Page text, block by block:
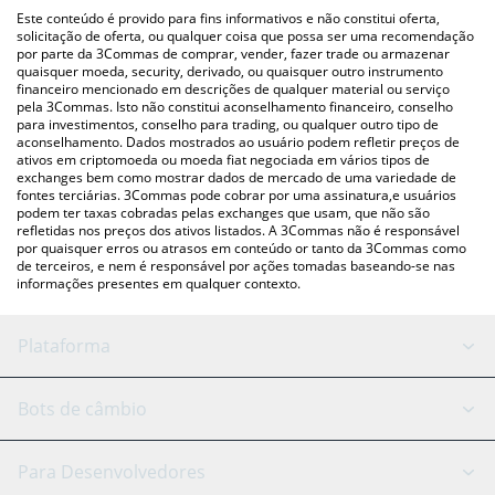
acima para verificar o último preço de KindSoul nas principais
moedas fiat e criptográficas.
Este conteúdo é provido para fins informativos e não constitui oferta,
solicitação de oferta, ou qualquer coisa que possa ser uma recomendação
por parte da 3Commas de comprar, vender, fazer trade ou armazenar
quaisquer moeda, security, derivado, ou quaisquer outro instrumento
financeiro mencionado em descrições de qualquer material ou serviço
pela 3Commas. Isto não constitui aconselhamento financeiro, conselho
para investimentos, conselho para trading, ou qualquer outro tipo de
aconselhamento. Dados mostrados ao usuário podem refletir preços de
ativos em criptomoeda ou moeda fiat negociada em vários tipos de
exchanges bem como mostrar dados de mercado de uma variedade de
fontes terciárias. 3Commas pode cobrar por uma assinatura,e usuários
podem ter taxas cobradas pelas exchanges que usam, que não são
refletidas nos preços dos ativos listados. A 3Commas não é responsável
por quaisquer erros ou atrasos em conteúdo or tanto da 3Commas como
de terceiros, e nem é responsável por ações tomadas baseando-se nas
informações presentes em qualquer contexto.
Plataforma
Bot GRID
Bots de câmbio
Binance
Para Desenvolvedores